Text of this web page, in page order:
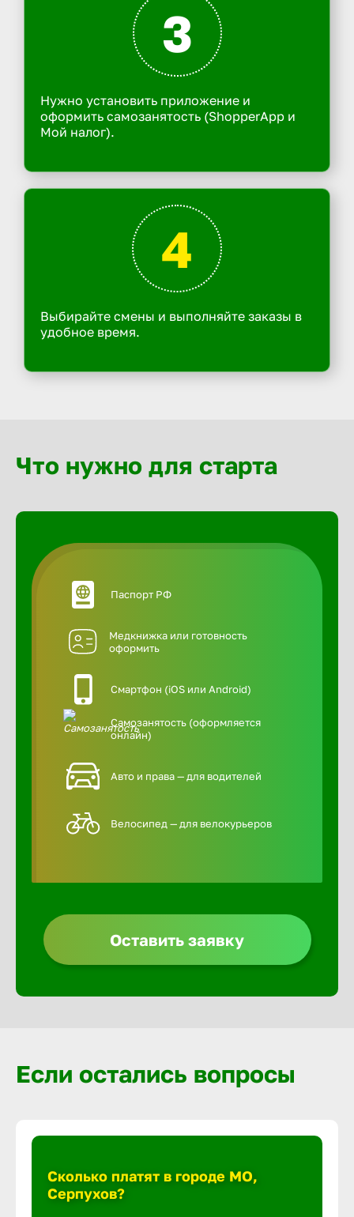
3
Нужно установить приложение и
оформить самозанятость (ShopperApp и
Мой налог).
4
Выбирайте смены и выполняйте заказы в
удобное время.
Что нужно для старта
Паспорт РФ
Медкнижка или готовность
оформить
Смартфон (iOS или Android)
Самозанятость (оформляется
онлайн)
Авто и права — для водителей
Велосипед — для велокурьеров
Оставить заявку
Если остались вопросы
Сколько платят в городе МО,
Серпухов?